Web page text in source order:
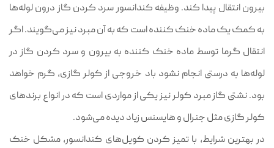
بیرون انتقال پیدا کند. وظیفه کندانسور سرد کردن گاز درون لوله‌ها
به کمک یک ماده خنک کننده‌ است که به آن مبرد نیز می‌گویند. اگر
انتقال گرما توسط ماده خنک کننده به بیرون و سرد کردن گاز در
لوله‌ها به درستی انجام نشود باد خروجی از کولر گازی، گرم خواهد
بود. نشتی گاز مبرد کولر نیز یکی از مواردی است که در انواع برندهای
کولر گازی مثل جنرال و هایسنس زیاد دیده می‌شود.
در بهترین شرایط، با تمیز کردن کویل‌های کندانسور، مشکل خنک